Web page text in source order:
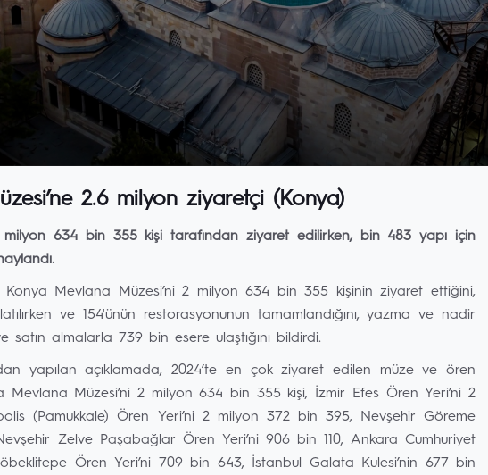
2.6 milyon ziyaretçi (Konya)
milyon 634 bin 355 kişi tarafından ziyaret edilirken, bin 483 yapı için
Konya Mevlana Müzesi’ni 2 milyon 634 bin 355 kişinin ziyaret ettiğini,
ve 154'ünün restorasyonunun tamamlandığını, yazma ve nadir
satın almalarla 739 bin esere ulaştığını bildirdi.
yapılan açıklamada, 2024’te en çok ziyaret edilen müze ve ören
Mevlana Müzesi’ni 2 milyon 634 bin 355 kişi, İzmir Efes Ören Yeri’ni 2
(Pamukkale) Ören Yeri’ni 2 milyon 372 bin 395, Nevşehir Göreme
Zelve Paşabağlar Ören Yeri’ni 906 bin 110, Ankara Cumhuriyet
Ören Yeri’ni 709 bin 643, İstanbul Galata Kulesi’nin 677 bin